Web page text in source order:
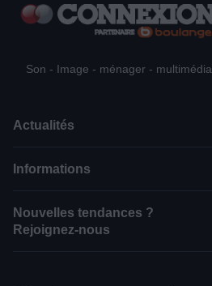
Son - Image - ménager - multimédia
Actualités
Informations
Nouvelles tendances ?
Rejoignez-nous